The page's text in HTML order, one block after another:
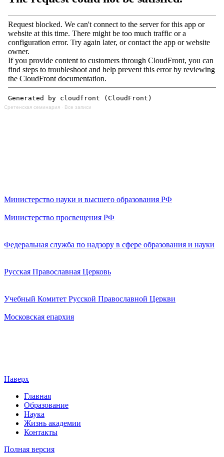
Сретенская семинария · Все записи
Министерство науки и высшего образования РФ
Министерство просвещения РФ
Федеральная служба по надзору в сфере образования и науки
Русская Православная Церковь
Учебный Комитет Русской Православной Церкви
Московская епархия
Наверх
Главная
Образование
Наука
Жизнь академии
Контакты
Полная версия